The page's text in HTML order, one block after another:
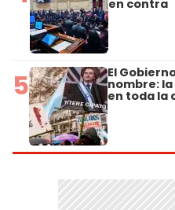
en contra
5 El
nombre:
en toda la